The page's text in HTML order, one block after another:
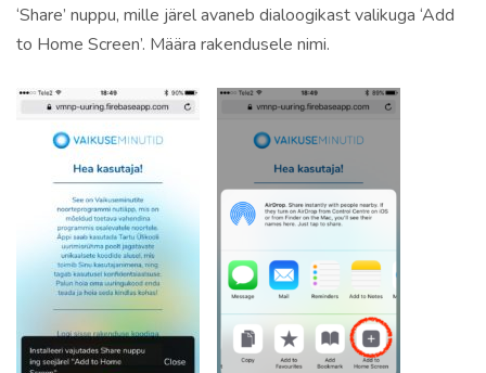
‘Share’ nuppu, mille järel avaneb dialoogikast valikuga ‘Add
to Home Screen’. Määra rakendusele nimi.